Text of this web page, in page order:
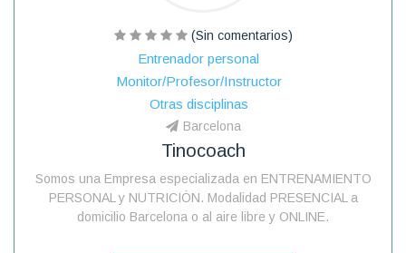
(Sin comentarios)
Entrenador personal
Monitor/Profesor/Instructor
Otras disciplinas
Barcelona
Tinocoach
Somos una Empresa especializada en ENTRENAMIENTO
PERSONAL y NUTRICIÓN. Modalidad PRESENCIAL a
domicilio Barcelona o al aire libre y ONLINE.